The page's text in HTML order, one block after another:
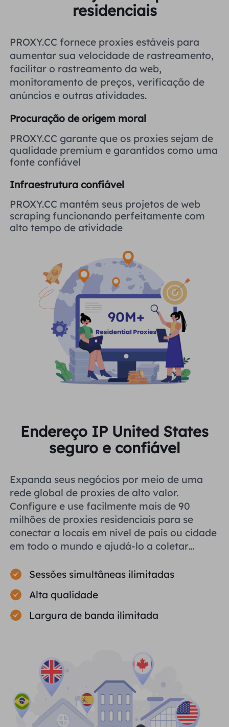
Estados Unidos
Reino Unido
Brasil
Rússia
Indonesia
Русский
हिंदी
residenciais
PROXY.CC fornece proxies estáveis ​​para
aumentar sua velocidade de rastreamento,
facilitar o rastreamento da web,
monitoramento de preços, verificação de
anúncios e outras atividades.
Procuração de origem moral
PROXY.CC garante que os proxies sejam de
qualidade premium e garantidos como uma
fonte confiável
Infraestrutura confiável
PROXY.CC mantém seus projetos de web
scraping funcionando perfeitamente com
alto tempo de atividade
Endereço IP United States
seguro e confiável
Expanda seus negócios por meio de uma
rede global de proxies de alto valor.
Configure e use facilmente mais de 90
milhões de proxies residenciais para se
conectar a locais em nível de país ou cidade
em todo o mundo e ajudá-lo a coletar
Sessões simultâneas ilimitadas
Alta qualidade
Largura de banda ilimitada